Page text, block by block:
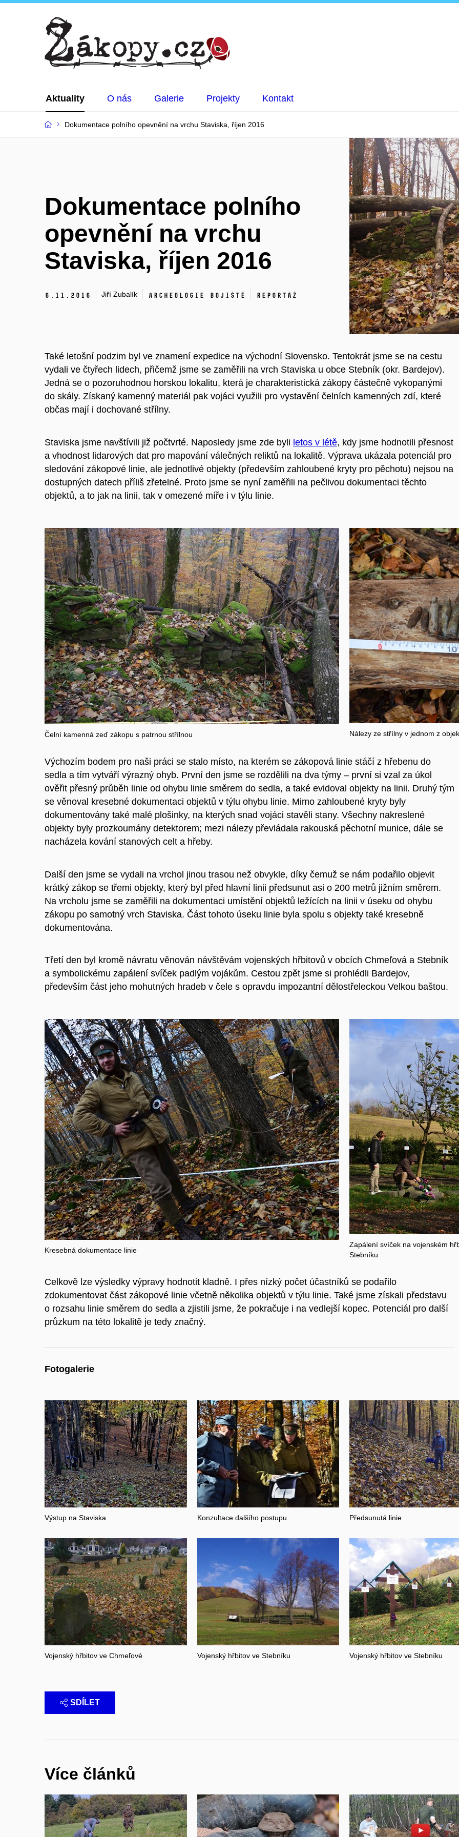
Aktuality O nás Galerie Projekty Kontakt
Dokumentace polního opevnění na vrchu Staviska, říjen 2016
Dokumentace polního
opevnění na vrchu
Staviska, říjen 2016
6. 11. 2016 Jiří Zubalík Archeologie bojiště Reportáž
Také letošní podzim byl ve znamení expedice na východní Slovensko. Tentokrát jsme se na cestu
vydali ve čtyřech lidech, přičemž jsme se zaměřili na vrch Staviska u obce Stebník (okr. Bardejov).
Jedná se o pozoruhodnou horskou lokalitu, která je charakteristická zákopy částečně vykopanými
do skály. Získaný kamenný materiál pak vojáci využili pro vystavění čelních kamenných zdí, které
občas mají i dochované střílny.
Staviska jsme navštívili již počtvrté. Naposledy jsme zde byli letos v létě, kdy jsme hodnotili přesnost
a vhodnost lidarových dat pro mapování válečných reliktů na lokalitě. Výprava ukázala potenciál pro
sledování zákopové linie, ale jednotlivé objekty (především zahloubené kryty pro pěchotu) nejsou na
dostupných datech příliš zřetelné. Proto jsme se nyní zaměřili na pečlivou dokumentaci těchto
objektů, a to jak na linii, tak v omezené míře i v týlu linie.
Čelní kamenná zeď zákopu s patrnou střílnou Nálezy ze střílny v jednom z
Výchozím bodem pro naši práci se stalo místo, na kterém se zákopová linie stáčí z hřebenu do
sedla a tím vytváří výrazný ohyb. První den jsme se rozdělili na dva týmy – první si vzal za úkol
ověřit přesný průběh linie od ohybu linie směrem do sedla, a také evidoval objekty na linii. Druhý tým
se věnoval kresebné dokumentaci objektů v týlu ohybu linie. Mimo zahloubené kryty byly
dokumentovány také malé plošinky, na kterých snad vojáci stavěli stany. Všechny nakreslené
objekty byly prozkoumány detektorem; mezi nálezy převládala rakouská pěchotní munice, dále se
nacházela kování stanových celt a hřeby.
Další den jsme se vydali na vrchol jinou trasou než obvykle, díky čemuž se nám podařilo objevit
krátký zákop se třemi objekty, který byl před hlavní linii předsunut asi o 200 metrů jižním směrem.
Na vrcholu jsme se zaměřili na dokumentaci umístění objektů ležících na linii v úseku od ohybu
zákopu po samotný vrch Staviska. Část tohoto úseku linie byla spolu s objekty také kresebně
dokumentována.
Třetí den byl kromě návratu věnován návštěvám vojenských hřbitovů v obcích Chmeľová a Stebník
a symbolickému zapálení svíček padlým vojákům. Cestou zpět jsme si prohlédli Bardejov,
především část jeho mohutných hradeb v čele s opravdu impozantní dělostřeleckou Velkou baštou.
Kresebná dokumentace linie
Zapálení svíček na vojenském
Stebníku
Celkově lze výsledky výpravy hodnotit kladně. I přes nízký počet účastníků se podařilo
zdokumentovat část zákopové linie včetně několika objektů v týlu linie. Také jsme získali představu
o rozsahu linie směrem do sedla a zjistili jsme, že pokračuje i na vedlejší kopec. Potenciál pro další
průzkum na této lokalitě je tedy značný.
Fotogalerie
Výstup na Staviska Konzultace dalšího postupu Předsunutá linie
Vojenský hřbitov ve Chmeľové Vojenský hřbitov ve Stebníku Vojenský hřbitov ve Stebníku
SDÍLET
Více článků